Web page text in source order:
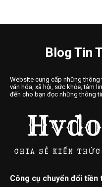
Blog Tin
Website cung cấp những thông
văn hóa, xã hội, sức khỏe, tâm
đến cho bạn đọc những thông
Công cụ chuyển đổi tiền